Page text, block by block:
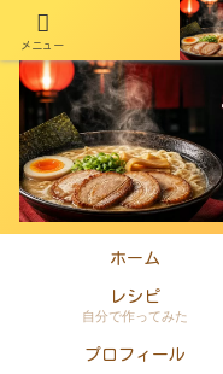
千葉在住50年以上のminiが
ホーム
レシピ
自分で作ってみた
プロフィール
メニュー